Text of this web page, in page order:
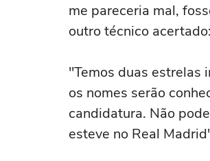
me pareceria mal,
outro técnico acertado:
"Temos duas estrelas
os nomes serão
candidatura. Não
esteve no Real